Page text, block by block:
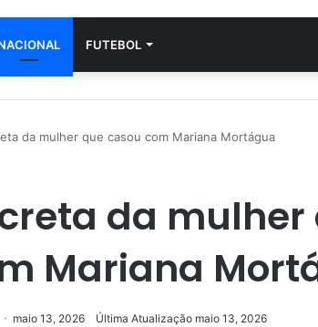
FUTEBOL
da mulher que casou com Mariana Mortágua
da mulher
Mariana
maio 13, 2026 Última Atualização maio 13, 2026